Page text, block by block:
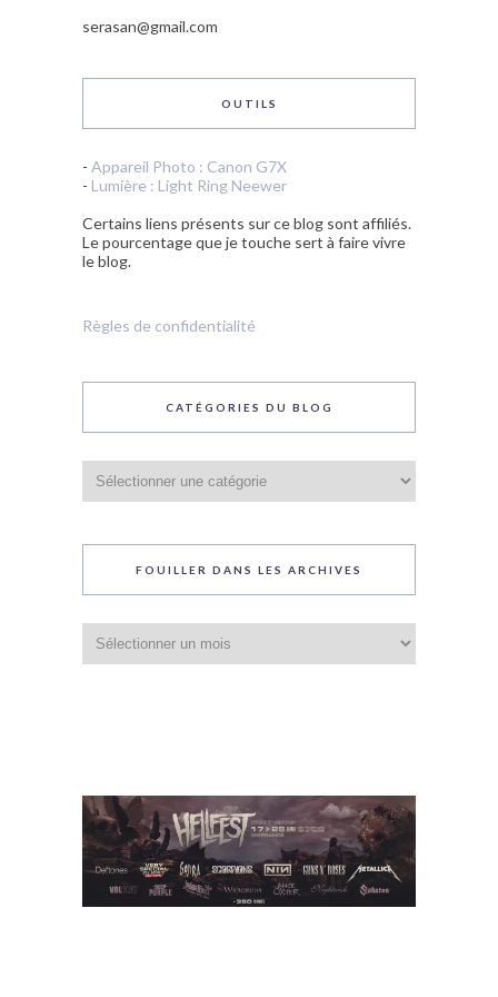
serasan@gmail.com
OUTILS
- Appareil Photo : Canon G7X
- Lumière : Light Ring Neewer
Certains liens présents sur ce blog sont affiliés.
Le pourcentage que je touche sert à faire vivre
le blog.
Règles de confidentialité
CATÉGORIES DU BLOG
du
blog
FOUILLER DANS LES ARCHIVES
dans
les